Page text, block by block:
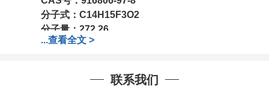
分子式： C14H15F3O2
分子量： 272.26
包装：1Mg ; 5Mg;10Mg ;100Mg;250Mg ;500Mg
我司对高校及科研单位先发货和
作中有用到的试剂,欢迎前来询购,如若出现质量问题,
...查看全文 >
联系我们